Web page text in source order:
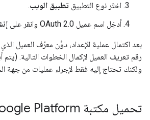
اختَر نوع التطبيق تطبيق الويب.
أدخِل اسم عميل OAuth 2.0 وانقر على
بعد اكتمال عملية الإعداد، دوِّن معرّف العميل
رقم تعريف العميل لإكمال الخطوات التالية. (يتم
ولكنك تحتاج إليه فقط لإجراء عمليات من جهة
تحميل مكتبة Google Platform